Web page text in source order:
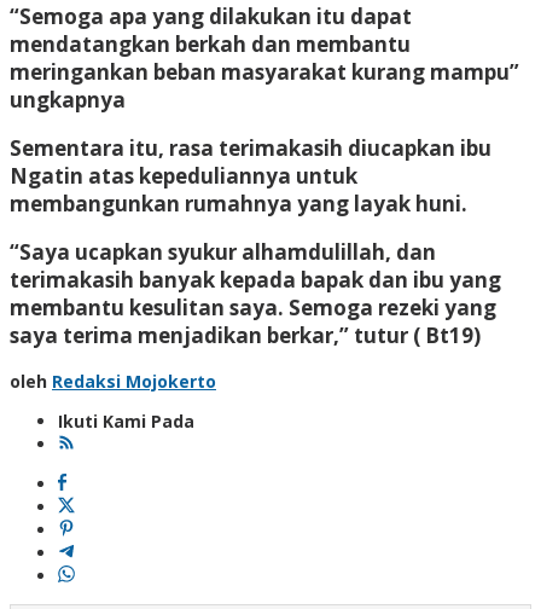
“Semoga apa yang dilakukan itu dapat
mendatangkan berkah dan membantu
meringankan beban masyarakat kurang mampu”
ungkapnya
Sementara itu, rasa terimakasih diucapkan ibu
Ngatin atas kepeduliannya untuk
membangunkan rumahnya yang layak huni.
“Saya ucapkan syukur alhamdulillah, dan
terimakasih banyak kepada bapak dan ibu yang
membantu kesulitan saya. Semoga rezeki yang
saya terima menjadikan berkar,” tutur ( Bt19)
oleh Redaksi Mojokerto
Ikuti Kami Pada